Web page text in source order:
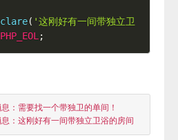
( '这刚好有一间带独立卫
PHP_EOL ;
：需要找一个带独卫的单间！